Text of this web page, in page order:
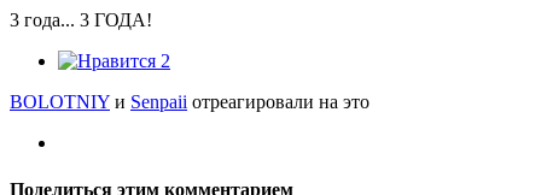
3 года... 3 ГОДА!
2
BOLOTNIY и Senpaii отреагировали на это
Поделиться этим комментарием